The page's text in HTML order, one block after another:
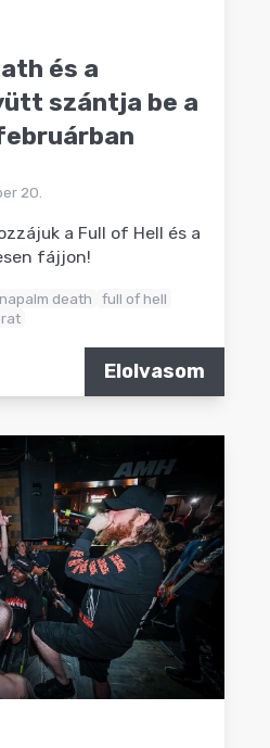
és a
szántja be a
20.
a Full of Hell és a
fájjon!
napalm death
full of hell
Elolvasom